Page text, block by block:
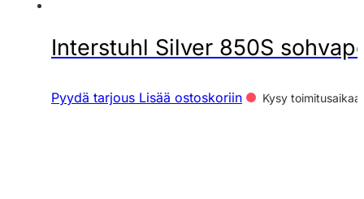
Interstuhl Silver 850S
Pyydä tarjous Lisää ostoskoriin Kysy toimitusaikaa